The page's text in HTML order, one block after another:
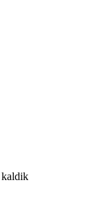
kaldik